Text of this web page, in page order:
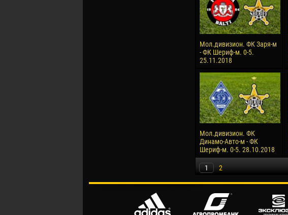
Мол.дивизион. ФК Заря-м
- ФК Шериф-м. 0-5.
25.11.2018
Мол.дивизион. ФК
Динамо-Авто-м - ФК
Шериф-м. 0-5. 28.10.2018
1 2